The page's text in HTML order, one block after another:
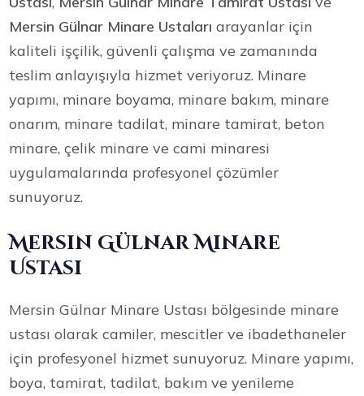
Mersin Gülnar Minare Ustaları arayanlar için
kaliteli işçilik, güvenli çalışma ve zamanında
teslim anlayışıyla hizmet veriyoruz. Minare
yapımı, minare boyama, minare bakım, minare
onarım, minare tadilat, minare tamirat, beton
minare, çelik minare ve cami minaresi
uygulamalarında profesyonel çözümler
sunuyoruz.
Mersin Gülnar Minare
Ustası
Mersin Gülnar Minare Ustası bölgesinde minare
ustası olarak camiler, mescitler ve ibadethaneler
için profesyonel hizmet sunuyoruz. Minare yapımı,
boya, tamirat, tadilat, bakım ve yenileme